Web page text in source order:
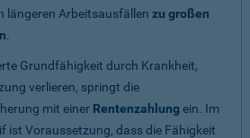
längeren Arbeitsausfällen zu großen
.
Grundfähigkeit durch Krankheit,
verlieren, springt die
mit einer Rentenzahlung ein. Im
ist Voraussetzung, dass die Fähigkeit